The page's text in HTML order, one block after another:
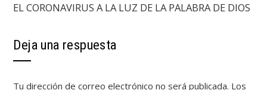
EL CORONAVIRUS A LA LUZ DE LA PALABRA DE DIOS
Deja una respuesta
Tu dirección de correo electrónico no será publicada. Los